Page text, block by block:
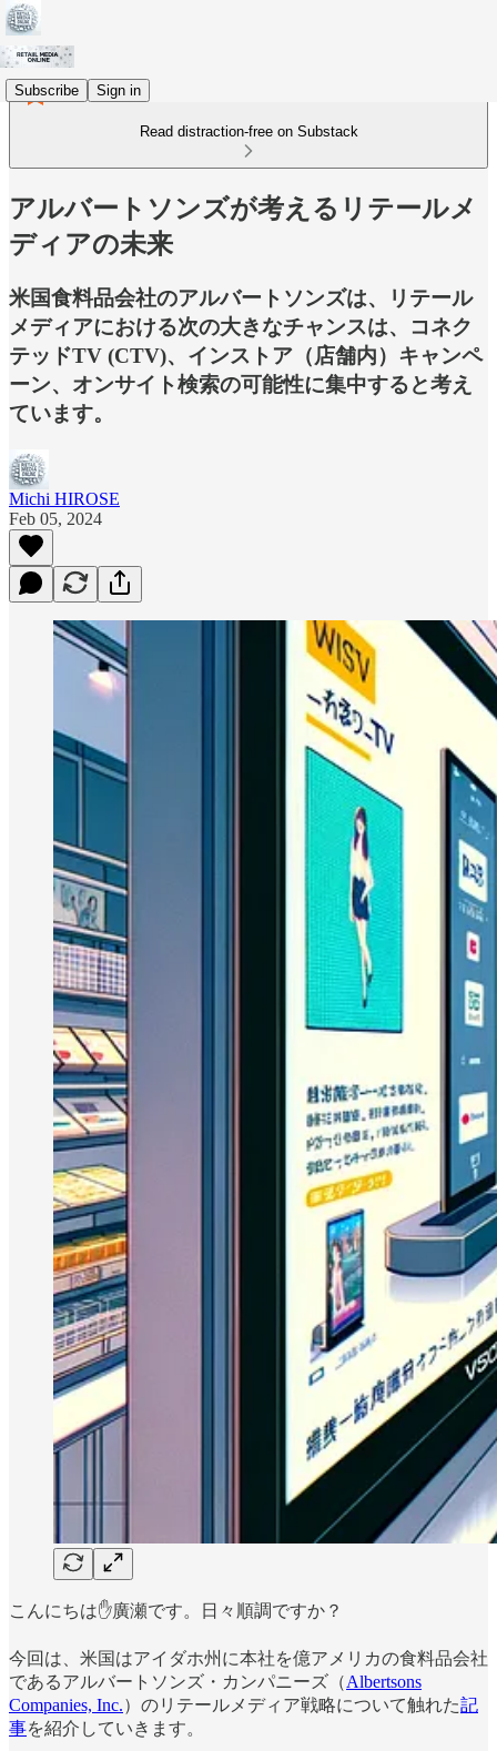
Subscribe Sign in
Read distraction-free on Substack
アルバートソンズが考えるリテールメ
ディアの未来
米国食料品会社のアルバートソンズは、リテール
メディアにおける次の大きなチャンスは、コネク
テッドTV (CTV)、インストア（店舗内）キャンペ
ーン、オンサイト検索の可能性に集中すると考え
ています。
Michi HIROSE
Feb 05, 2024
こんにちは✋廣瀬です。日々順調ですか？
今回は、米国はアイダホ州に本社を億アメリカの食料品会社
であるアルバートソンズ・カンパニーズ（Albertsons
Companies, Inc.）のリテールメディア戦略について触れた記
事を紹介していきます。